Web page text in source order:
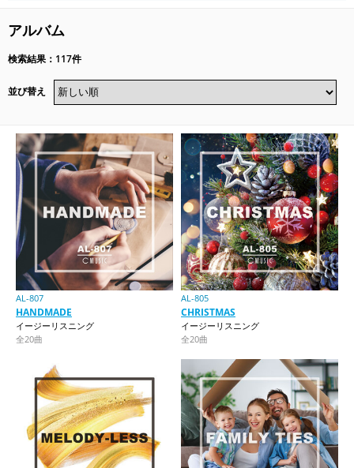
アルバム
検索結果：117件
並び替え
AL-807
HANDMADE
イージーリスニング
全20曲
AL-805
CHRISTMAS
イージーリスニング
全20曲